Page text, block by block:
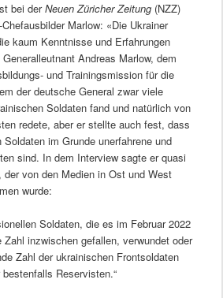
bei derNeuen Züricher Zeitung(NZZ)
Marlow: «Die Ukrainer
kaum Kenntnisse und Erfahrungen
Andreas Marlow, dem
und Trainingsmission für die
der deutsche General zwar viele
Soldaten fand und natürlich von
redete, aber er stellte auch fest, dass
im Grunde unerfahrene und
sind. In dem Interview sagte er quasi
der von den Medien in Ost und West
wurde:
Soldaten, die es im Februar 2022
inzwischen gefallen, verwundet oder
Zahl der ukrainischen Frontsoldaten
Reservisten.“